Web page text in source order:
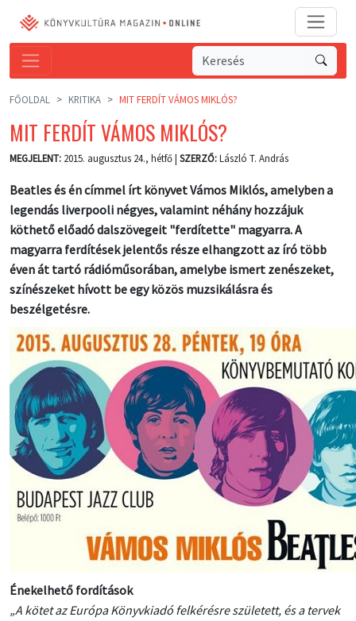
FŐOLDAL KRITIKA MIT FERDÍT VÁMOS MIKLÓS?
MIT FERDÍT VÁMOS MIKLÓS?
MEGJELENT: 2015. augusztus 24., hétfő | SZERZŐ:László T. András
Beatles és én címmel írt könyvet Vámos Miklós, amelyben a
legendás liverpooli négyes, valamint néhány hozzájuk
köthető előadó dalszövegeit "ferdítette" magyarra. A
magyarra ferdítések jelentős része elhangzott az író több
éven át tartó rádióműsorában, amelybe ismert zenészeket,
színészeket hívott be egy közös muzsikálásra és
beszélgetésre.
Énekelhető fordítások
„A kötet az Európa Könyvkiadó felkérésre született, és a tervek